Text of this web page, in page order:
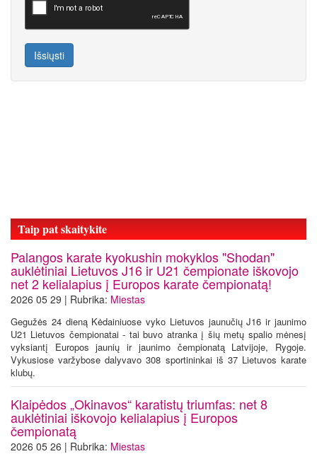
Išsiųsti
Taip pat skaitykite
Palangos karate kyokushin mokyklos "Shodan"
auklėtiniai Lietuvos J16 ir U21 čempionate iškovojo
net 2 kelialapius į Europos karate čempionatą!
2026 05 29 | Rubrika: Miestas
Gegužės 24 dieną Kėdainiuose vyko Lietuvos jaunučių J16 ir jaunimo
U21 Lietuvos čempionatai - tai buvo atranka į šių metų spalio mėnesį
vyksiantį Europos jaunių ir jaunimo čempionatą Latvijoje, Rygoje.
Vykusiose varžybose dalyvavo 308 sportininkai iš 37 Lietuvos karate
klubų.
Klaipėdos „Okinavos“ karatistų triumfas: net 8
auklėtiniai iškovojo kelialapius į Europos
čempionatą
2026 05 26 | Rubrika: Miestas